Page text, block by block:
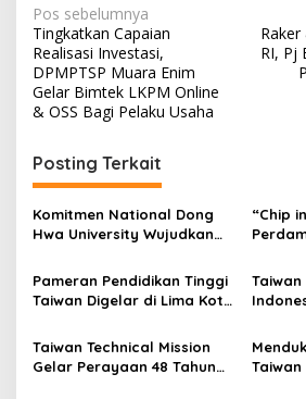
N
a
v
i
a
s
i
o
Pos sebelumnya
Tingkatkan Capaian
Realisasi Investasi,
DPMPTSP Muara Enim
Gelar Bimtek LKPM Online
& OSS Bagi Pelaku Usaha
RI, Pj
Posting Terkait
Komitmen National Dong
Hwa University Wujudkan
“Chip
Pameran Pendidikan Tinggi
Taiwan Digelar di Lima Kota
Taiwan
Taiwan Technical Mission
Gelar Perayaan 48 Tahun
Taiwan